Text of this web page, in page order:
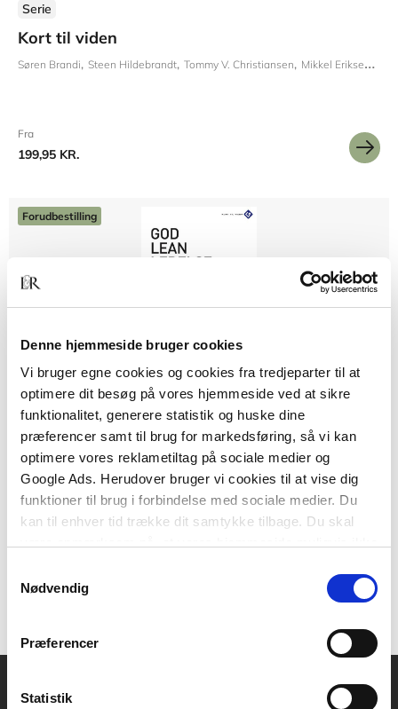
Denne hjemmeside bruger cookies
Vi bruger egne cookies og cookies fra tredjeparter til at
optimere dit besøg på vores hjemmeside ved at sikre
funktionalitet, generere statistik og huske dine
præferencer samt til brug for markedsføring, så vi kan
optimere vores reklametiltag på sociale medier og
Google Ads. Herudover bruger vi cookies til at vise dig
funktioner til brug i forbindelse med sociale medier. Du
kan til enhver tid trække dit samtykke tilbage. Du skal
tilbagetrækker et samtykke.
Nødvendig
Præferencer
Statistik
Serie
Kort til viden
Søren Brandi Steen Hildebrandt Tommy V. Christiansen Mikkel Eriksen
Fra
199,95 KR.
Softcover
God leanledelse i administration og service
Mikkel Eriksen Thomas Fischer Lasse Mønsted
Forudbestilling